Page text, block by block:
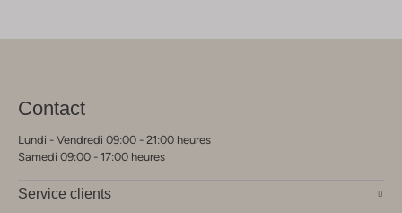
Contact
Lundi - Vendredi 09:00 - 21:00 heures
Samedi 09:00 - 17:00 heures
Service clients